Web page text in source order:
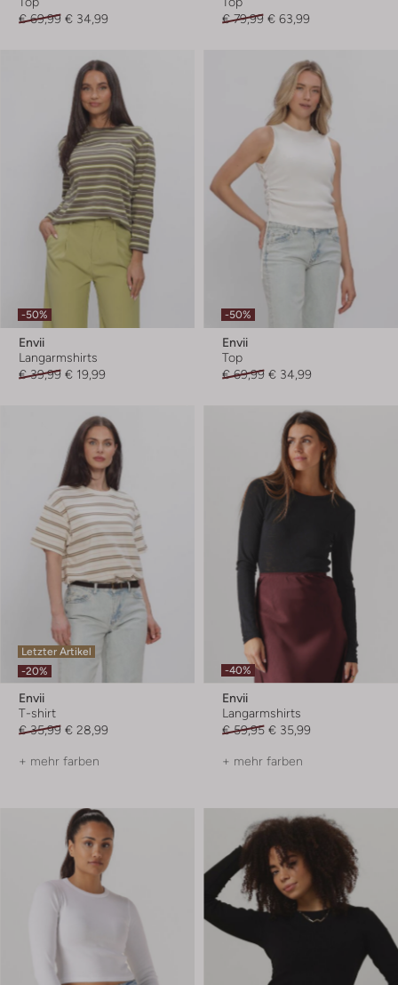
€ 69,99 € 34,99
€ 79,99 € 63,99
-50%
Envii
Langarmshirts
€ 39,99 € 19,99
-50%
Envii
Top
€ 69,99 € 34,99
Letzter Artikel
-20%
Envii
T-shirt
€ 35,99 € 28,99
+ mehr farben
-40%
Envii
Langarmshirts
€ 59,95 € 35,99
+ mehr farben